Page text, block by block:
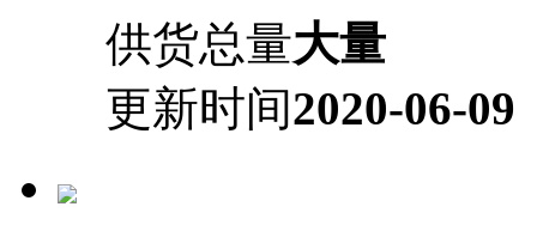
供货总量大量
更新时间2020-06-09